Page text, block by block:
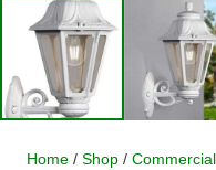
Home / Shop /